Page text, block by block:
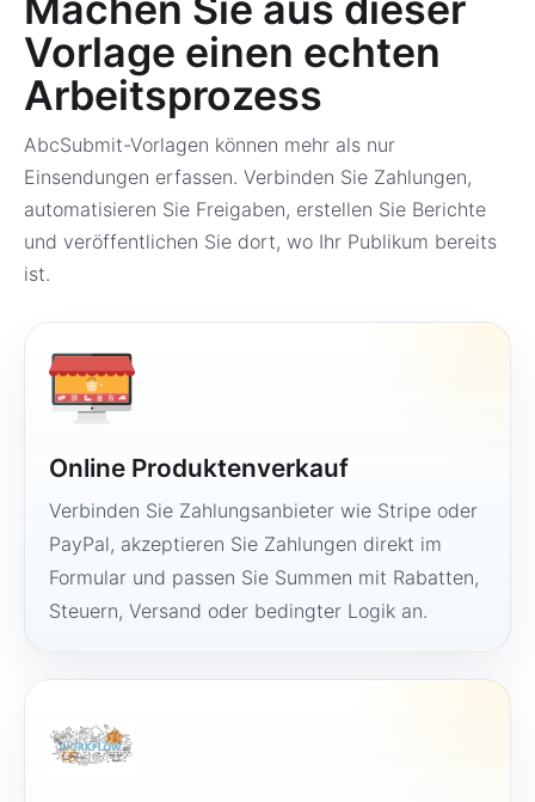
Vorlage einen echten
Arbeitsprozess
AbcSubmit-Vorlagen können mehr als nur
Einsendungen erfassen. Verbinden Sie Zahlungen,
automatisieren Sie Freigaben, erstellen Sie Berichte
und veröffentlichen Sie dort, wo Ihr Publikum bereits
ist.
Online Produktenverkauf
Verbinden Sie Zahlungsanbieter wie Stripe oder
PayPal, akzeptieren Sie Zahlungen direkt im
Formular und passen Sie Summen mit Rabatten,
Steuern, Versand oder bedingter Logik an.